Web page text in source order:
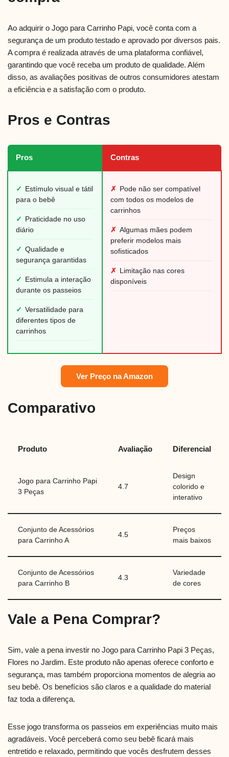
Ao adquirir o Jogo para Carrinho Papi, você conta com a
segurança de um produto testado e aprovado por diversos pais.
A compra é realizada através de uma plataforma confiável,
garantindo que você receba um produto de qualidade. Além
disso, as avaliações positivas de outros consumidores atestam
a eficiência e a satisfação com o produto.
Pros e Contras
Pros Contras
✓
Estímulo visual e tátil
para o bebê
✓
Praticidade no uso
diário
✓ Qualidade e
segurança garantidas
✓
Estimula a interação
durante os passeios
✓ Versatilidade para
diferentes tipos de
carrinhos
✗ Pode não ser compatível
com todos os modelos de
carrinhos
✗ Algumas mães podem
preferir modelos mais
sofisticados
✗
Limitação nas cores
disponíveis
Ver Preço na Amazon
Comparativo
Produto Avaliação Diferencial
Jogo para Carrinho Papi
3 Peças
4.7
Design
colorido e
interativo
Conjunto de Acessórios
para Carrinho A
4.5
Preços
mais baixos
Conjunto de Acessórios
para Carrinho B
4.3
Variedade
de cores
Vale a Pena Comprar?
Sim, vale a pena investir no Jogo para Carrinho Papi 3 Peças,
Flores no Jardim. Este produto não apenas oferece conforto e
segurança, mas também proporciona momentos de alegria ao
seu bebê. Os benefícios são claros e a qualidade do material
faz toda a diferença.
Esse jogo transforma os passeios em experiências muito mais
agradáveis. Você perceberá como seu bebê ficará mais
entretido e relaxado, permitindo que vocês desfrutem desses